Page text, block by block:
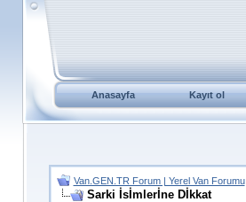
Anasayfa Kayıt ol
Van.GEN.TR Forum | Yerel Van Forumu
Sarki İsİmlerİne Dİkkat